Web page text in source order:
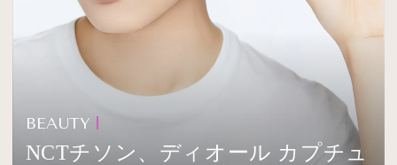
BEAUTY
NCTチソン、ディオール カプチュ